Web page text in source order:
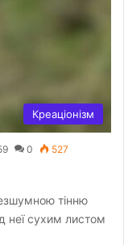
Креаціонізм
0 527
тінню
неї сухим листом